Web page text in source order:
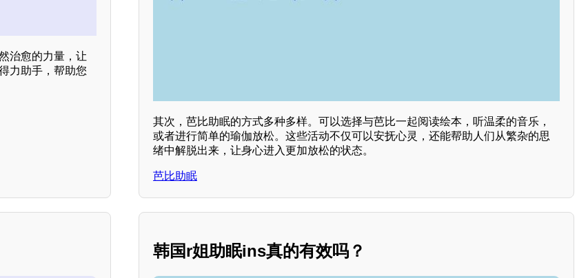
治愈的力量，让
力助手，帮助您
其次，芭比助眠的方式多种多样。可以选择与芭比一起阅读绘本，听温柔的音乐，
或者进行简单的瑜伽放松。这些活动不仅可以安抚心灵，还能帮助人们从繁杂的思
绪中解脱出来，让身心进入更加放松的状态。
芭比助眠
韩国r姐助眠ins真的有效吗？